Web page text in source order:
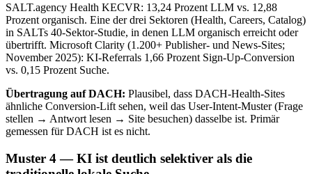
SALT.agency Health KECVR: 13,24 Prozent LLM vs. 12,88
Prozent organisch. Eine der drei Sektoren (Health, Careers, Catalog)
in SALTs 40-Sektor-Studie, in denen LLM organisch erreicht oder
übertrifft. Microsoft Clarity (1.200+ Publisher- und News-Sites;
November 2025): KI-Referrals 1,66 Prozent Sign-Up-Conversion
vs. 0,15 Prozent Suche.
Übertragung auf DACH: Plausibel, dass DACH-Health-Sites
ähnliche Conversion-Lift sehen, weil das User-Intent-Muster (Frage
stellen → Antwort lesen → Site besuchen) dasselbe ist. Primär
gemessen für DACH ist es nicht.
Muster 4 — KI ist deutlich selektiver als die